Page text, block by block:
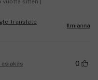
sitten |
Ilmianna
asiakas 0